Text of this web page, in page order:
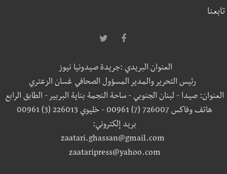
تابعنا
العنوان البريدي :جريدة صيدونيا نيوز
رئيس التحرير والمدير المسؤول الصحافي غسان الزعتري
العنوان: صيدا - لبنان الجنوبي - ساحة النجمة بناية البربير - الطابق الرابع
هاتف وفاكس 726007 (7) 00961 - خليوي 226013 (3) 00961
بريد إلكتروني:
zaatari.ghassan@gmail.com
zaataripress@yahoo.com